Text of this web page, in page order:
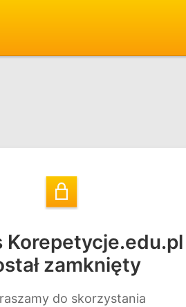
Korepetycje.edu.pl
zamknięty
do skorzystania